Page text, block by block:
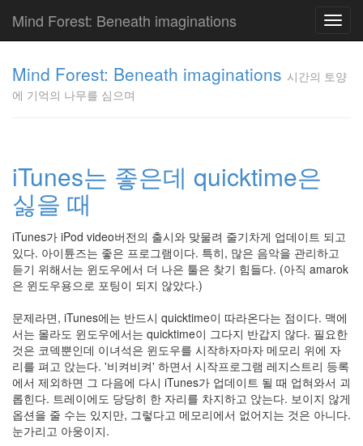
Mind Forest: Beneath imaginations
Mind Forest: Beneath imaginations 시간의 토양
에 기억의 나무를 심으며
iTunes는 좋은데 quicktime은
싫을 때
iTunes가 iPod video버전의 출시와 맞물려 줄기차게 업데이트 되고
있다. 아이튠즈는 좋은 프로그램이다. 특히, 많은 음악을 관리하고
듣기 위해서는 윈도우에서 더 나은 툴은 찾기 힘들다. (아직 amarok
은 윈도우용으로 포팅이 되지 않았다.)
문제라면, iTunes에는 반드시 quicktime이 따라온다는 점이다. 맥에
서는 몰라도 윈도우에서는 quicktime이 그다지 반갑지 않다. 필요한
것은 코덱뿐인데 이녀석은 윈도우를 시작하자마자 메모리 위에 자
리를 펴고 앉는다. '비켜비켜' 하면서 시작프로그램 레지스트리 등록
에서 제외하면 그 다음에 다시 iTunes가 업데이트 될 때 업혀와서 괴
롭힌다. 트레이에도 당당히 한 자리를 차지하고 앉는다. 보이지 않게
옵션을 줄 수는 있지만, 그렇다고 메모리에서 없어지는 것은 아니다.
눈가리고 아웅이지.
이
의
글
플
러
단
상
덕
질
끝
[영
화]
인
사
이
드
아